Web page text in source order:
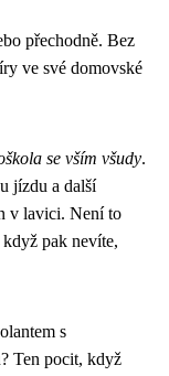
přechodně. Bez
ve své domovské
se vším všudy.
jízdu a další
v lavici. Není to
pak nevíte,
s
Ten pocit, když